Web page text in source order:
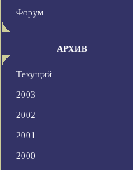
Форум
АРХИВ
Текущий
2003
2002
2001
2000